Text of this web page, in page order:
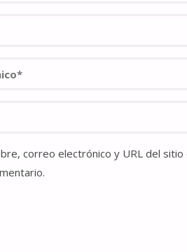
correo electrónico y URL del